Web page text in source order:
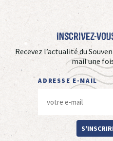
Inscrivez-
Recevez l’actualité du
mail une
ADRESSE E-MAIL